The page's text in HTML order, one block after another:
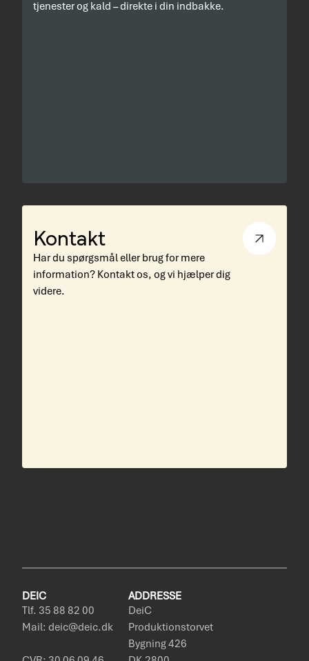
tjenester og kald – direkte i din indbakke.
Kontakt
Har du spørgsmål eller brug for mere
information? Kontakt os, og vi hjælper dig
videre.
DEIC
Tlf. 35 88 82 00
Mail: deic@deic.dk
ADDRESSE
DeiC
Produktionstorvet
Bygning 426